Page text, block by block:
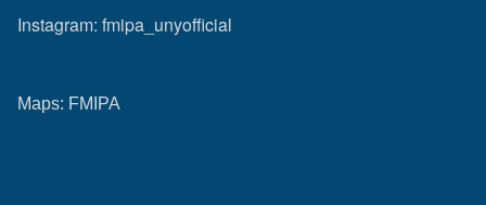
Instagram: fmipa_unyofficial
Maps: FMIPA